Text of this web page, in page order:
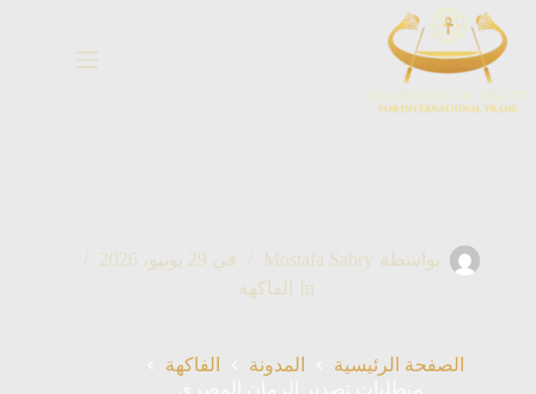
المحتوى
بواسطة Mostafa Sabry في 29 يونيو، 2026
In
الفاكهة
الصفحة الرئيسية المدونة
الفاكهة